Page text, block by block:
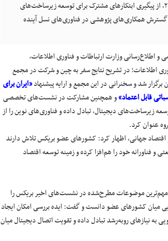
ایران در مجمع نوآوری شبکه‌های آینده بریکس ۲۰۲۶، از پیگیری ابتکارهای مشترک برای توسعه زیرساخت‌های
گسترش همکاری‌های پژوهشی در فناوری‌های نسل آینده
و اطلاع‌رسانی وزارت ارتباطات و فناوری اطلاعات،
اطلاعات؛ در تشریح نتایج سفر به چین و شرکت در مجمع
«ایران برای
قابل اعتماد»و همچنین مشارکت در نشست‌های تخصصی
زیرساخت‌های دیجیتال، تبادل داده و فناوری‌های نوین را از
عنوان کرد.
اقتصاد جهانی، اظهار کرد: کشورهای عضو بریکس تلاش دارند
فناورانه خود را هم‌افزا کرده و زمینه توسعه اقتصاد
مهم‌ترین موضوعات مطرح‌شده در نشست‌های اخیر بریکس را
میان کشورهای عضو دانست و گفت: ایده بررسی امکان ایجاد
آن پاسخ‌گویی به نیازهای رو‌به‌رشد تبادل داده و تقویت اتصال دیجیتال میان